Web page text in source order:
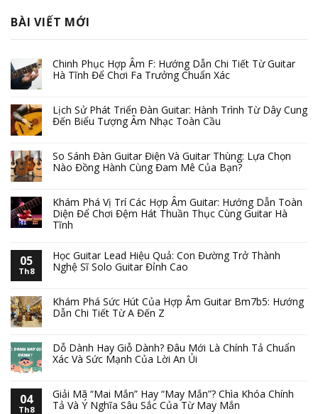
BÀI VIẾT MỚI
Chinh Phục Hợp Âm F: Hướng Dẫn Chi Tiết Từ Guitar
Hà Tĩnh Để Chơi Fa Trưởng Chuẩn Xác
Lịch Sử Phát Triển Đàn Guitar: Hành Trình Từ Dây Cung
Đến Biểu Tượng Âm Nhạc Toàn Cầu
So Sánh Đàn Guitar Điện Và Guitar Thùng: Lựa Chọn
Nào Đồng Hành Cùng Đam Mê Của Bạn?
Khám Phá Vị Trí Các Hợp Âm Guitar: Hướng Dẫn Toàn
Diện Để Chơi Đệm Hát Thuần Thục Cùng Guitar Hà
Tĩnh
05
Th8
Học Guitar Lead Hiệu Quả: Con Đường Trở Thành
Nghệ Sĩ Solo Guitar Đỉnh Cao
Khám Phá Sức Hút Của Hợp Âm Guitar Bm7b5: Hướng
Dẫn Chi Tiết Từ A Đến Z
Dỗ Dành Hay Giỗ Dành? Đâu Mới Là Chính Tả Chuẩn
Xác Và Sức Mạnh Của Lời An Ủi
04
Th8
Giải Mã “Mai Mắn” Hay “May Mắn”? Chìa Khóa Chính
Tả Và Ý Nghĩa Sâu Sắc Của Từ May Mắn